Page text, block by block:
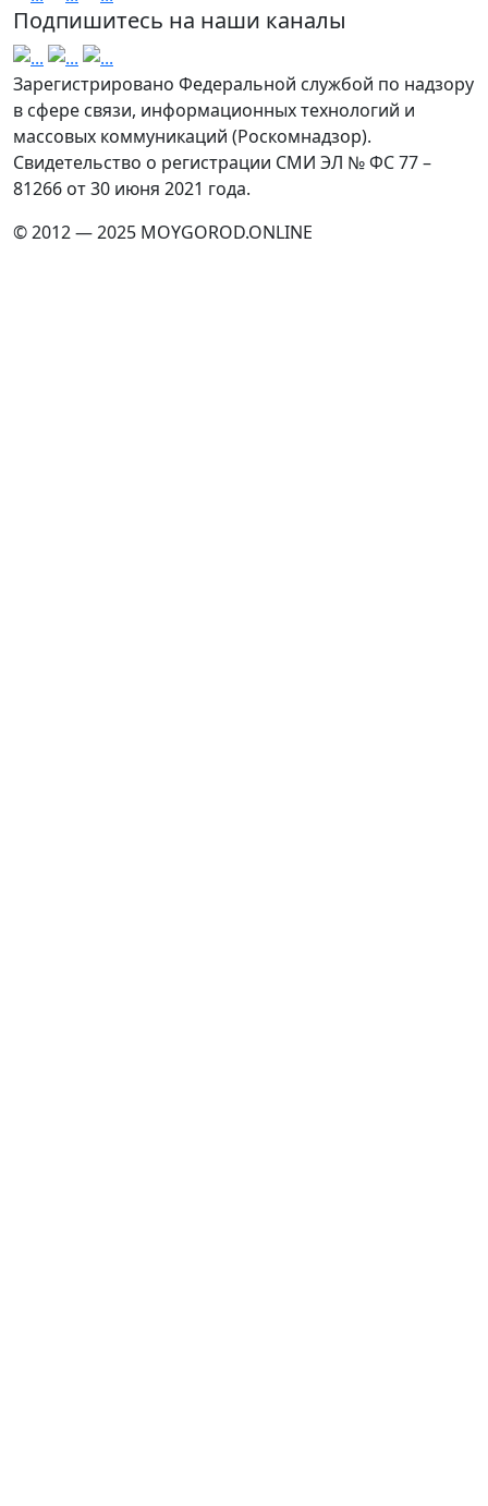
Подпишитесь на наши каналы
Зарегистрировано Федеральной службой по надзору
в сфере связи, информационных технологий и
массовых коммуникаций (Роскомнадзор).
Свидетельство о регистрации СМИ ЭЛ № ФС 77 –
81266 от 30 июня 2021 года.
© 2012 — 2025 MOYGOROD.ONLINE